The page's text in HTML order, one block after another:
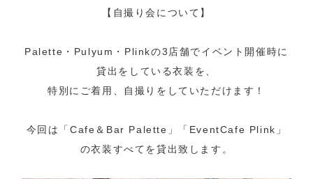
【自撮り会について】
Palette・Pulyum・Plinkの3店舗でイベント開催時に
貸出をしている衣装を、
特別にご着用、自撮りをしていただけます！
今回は「Cafe＆Bar Palette」「EventCafe Plink」
の衣装すべてを貸出致します。